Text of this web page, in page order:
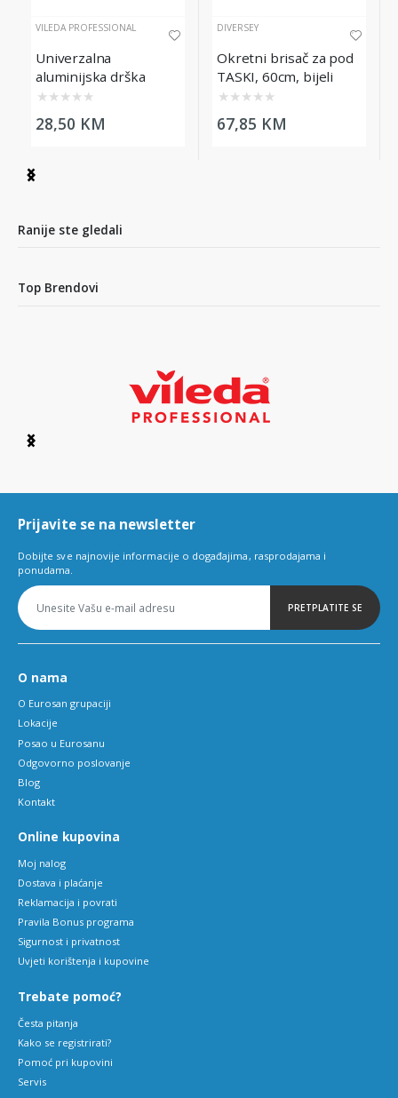
VILEDA PROFESSIONAL
Univerzalna
aluminijska drška
Vileda Professional,
150cm
★ ★ ★ ★ ★
28,50 KM
DIVERSEY
Okretni brisač za pod
TASKI, 60cm, bijeli
★ ★ ★ ★ ★
67,85 KM
Item
5
Ranije ste gledali
Top Brendovi
Item
6
Prijavite se na newsletter
Dobijte sve najnovije informacije o događajima, rasprodajama i
ponudama.
PRETPLATITE SE
O nama
O Eurosan grupaciji
Lokacije
Posao u Eurosanu
Odgovorno poslovanje
Blog
Kontakt
Online kupovina
Moj nalog
Dostava i plaćanje
Reklamacija i povrati
Pravila Bonus programa
Sigurnost i privatnost
Uvjeti korištenja i kupovine
Trebate pomoć?
Česta pitanja
Kako se registrirati?
Pomoć pri kupovini
Servis